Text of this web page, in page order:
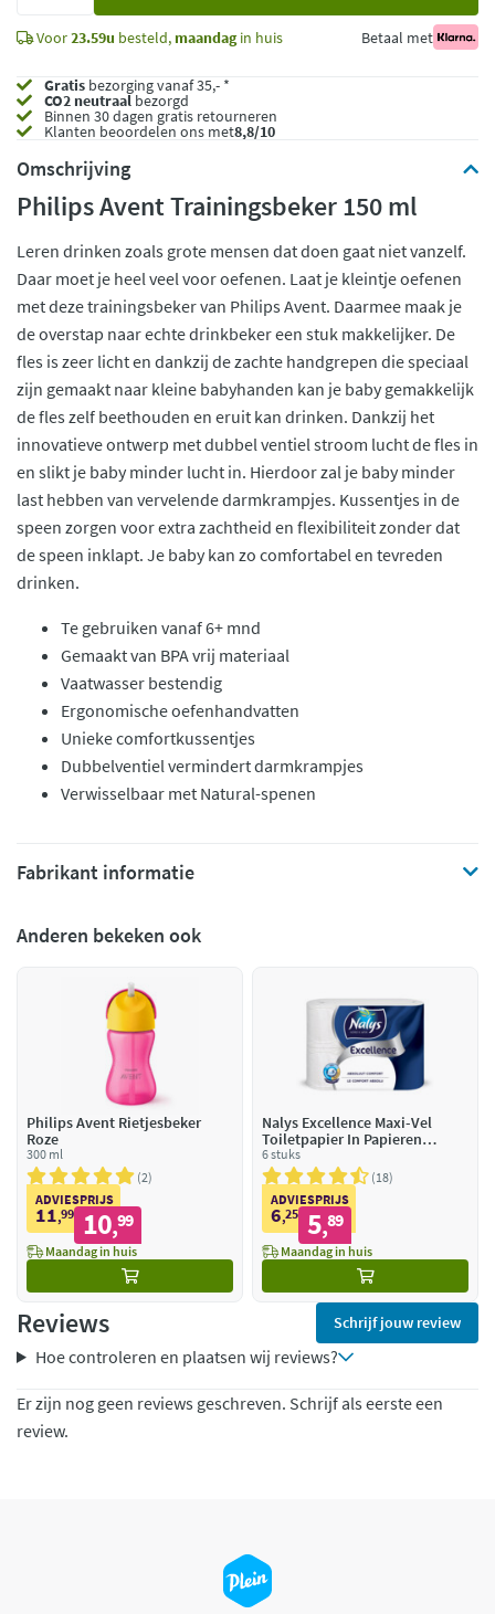
Voor23.59u besteld, maandagin huis Betaal met
Gratis bezorging vanaf 35,- *
CO2 neutraalbezorgd
Binnen 30 dagen gratis retourneren
Klanten beoordelen ons met8,8/10
Omschrijving
Philips Avent Trainingsbeker 150 ml
Leren drinken zoals grote mensen dat doen gaat niet vanzelf.
Daar moet je heel veel voor oefenen. Laat je kleintje oefenen
met deze trainingsbeker van Philips Avent. Daarmee maak je
de overstap naar echte drinkbeker een stuk makkelijker. De
fles is zeer licht en dankzij de zachte handgrepen die speciaal
zijn gemaakt naar kleine babyhanden kan je baby gemakkelijk
de fles zelf beethouden en eruit kan drinken. Dankzij het
innovatieve ontwerp met dubbel ventiel stroom lucht de fles in
en slikt je baby minder lucht in. Hierdoor zal je baby minder
last hebben van vervelende darmkrampjes. Kussentjes in de
speen zorgen voor extra zachtheid en flexibiliteit zonder dat
de speen inklapt. Je baby kan zo comfortabel en tevreden
drinken.
Te gebruiken vanaf 6+ mnd
Gemaakt van BPA vrij materiaal
Vaatwasser bestendig
Ergonomische oefenhandvatten
Unieke comfortkussentjes
Dubbelventiel vermindert darmkrampjes
Verwisselbaar met Natural-spenen
Fabrikant informatie
Anderen bekeken ook
Philips Avent Rietjesbeker
Roze
300 ml
2
ADVIESPRIJS
11,99 10,99
Maandag in huis
Nalys Excellence Maxi-Vel
Toiletpapier In Papieren
Verpakking 5-Laags
6 stuks
18
ADVIESPRIJS
6,25 5,89
Maandag in huis
Reviews Schrijf jouw review
Hoe controleren en plaatsen wij reviews?
Er zijn nog geen reviews geschreven. Schrijf als eerste een
review.